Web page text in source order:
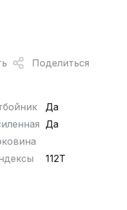
Поделиться
Да
Да
112T